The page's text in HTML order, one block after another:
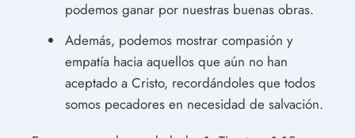
podemos ganar por nuestras buenas obras.
Además, podemos mostrar compasión y
empatía hacia aquellos que aún no han
aceptado a Cristo, recordándoles que todos
somos pecadores en necesidad de salvación.